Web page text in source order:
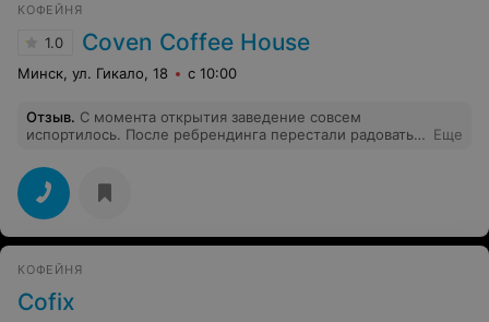
КОФЕЙНЯ
1.0 Coven Coffee House
Минск, ул. Гикало, 18 с 10:00
Отзыв. С момента открытия заведение совсем
испортилось. После ребрендинга перестали радовать
больше, изменился дизайн, вообщем неуютно стало. С
гордостью указано, что руководитель -- женщина, а
такое чувство что уют создавать вообще не умеет.
Раньше было лучше(
Еще
КОФЕЙНЯ
Cofix